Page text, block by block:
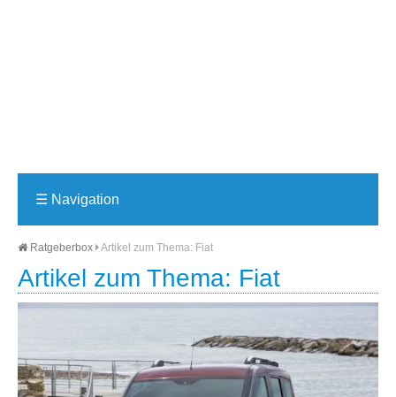
☰ Navigation
Ratgeberbox Artikel zum Thema: Fiat
Artikel zum Thema: Fiat